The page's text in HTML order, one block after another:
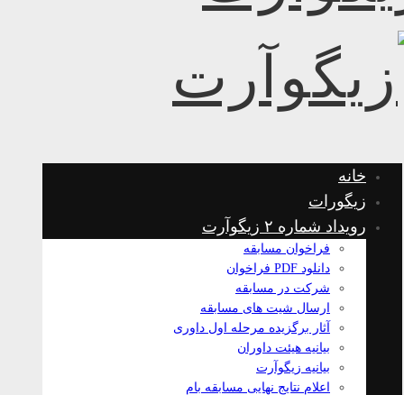
خانه
زیگورات
رویداد شماره ۲ زیگوآرت
فراخوان مسابقه
دانلود PDF فراخوان
شرکت در مسابقه
ارسال شیت های مسابقه
آثار برگزیده مرحله اول داوری
بیانیه هیئت داوران
بیانیه زیگوآرت
اعلام نتایج نهایی مسابقه بام